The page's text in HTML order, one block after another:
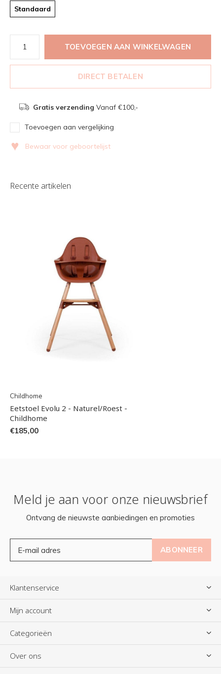
Standaard
TOEVOEGEN AAN WINKELWAGEN
DIRECT BETALEN
Gratis verzending Vanaf €100,-
Toevoegen aan vergelijking
♥ Bewaar voor geboortelijst
Recente artikelen
Childhome
Eetstoel Evolu 2 - Naturel/Roest -
Childhome
€185,00
Meld je aan voor onze nieuwsbrief
Ontvang de nieuwste aanbiedingen en promoties
ABONNEER
Klantenservice
Mijn account
Categorieën
Over ons